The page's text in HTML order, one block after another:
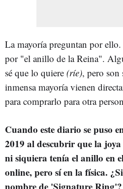
La mayoría preguntan por
por "el anillo de la Reina".
sé que lo quiere (ríe), pero
inmensa mayoría vienen
para comprarlo para otra
Cuando este diario se puso
2019 al descubrir que la
ni siquiera tenía el anillo en
online, pero sí en la física.